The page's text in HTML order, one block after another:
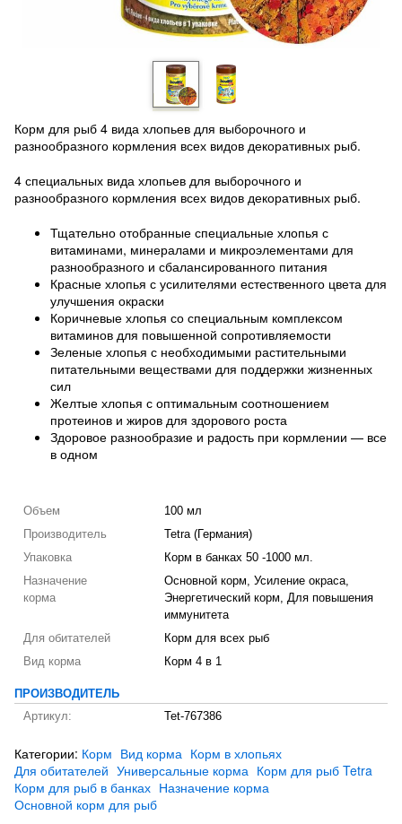
Корм для рыб 4 вида хлопьев для выборочного и
разнообразного кормления всех видов декоративных рыб.
4 специальных вида хлопьев для выборочного и
разнообразного кормления всех видов декоративных рыб.
Тщательно отобранные специальные хлопья с
витаминами, минералами и микроэлементами для
разнообразного и сбалансированного питания
Красные хлопья с усилителями естественного цвета для
улучшения окраски
Коричневые хлопья со специальным комплексом
витаминов для повышенной сопротивляемости
Зеленые хлопья с необходимыми растительными
питательными веществами для поддержки жизненных
сил
Желтые хлопья с оптимальным соотношением
протеинов и жиров для здорового роста
Здоровое разнообразие и радость при кормлении — все
в одном
Объем
100 мл
Производитель
Tetra (Германия)
Упаковка
Корм в банках 50 -1000 мл.
Назначение
корма
Основной корм, Усиление окраса,
Энергетический корм, Для повышения
иммунитета
Для обитателей
Корм для всех рыб
Вид корма
Корм 4 в 1
ПРОИЗВОДИТЕЛЬ
Артикул:
Tet-767386
Категории: Корм Вид корма Корм в хлопьях
Для обитателей Универсальные корма Корм для рыб Tetra
Корм для рыб в банках Назначение корма
Основной корм для рыб